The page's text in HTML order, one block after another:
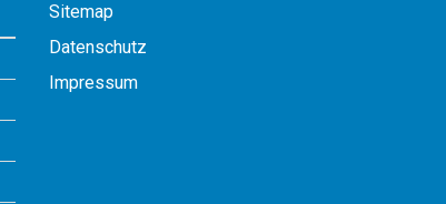
Sitemap
Datenschutz
Impressum